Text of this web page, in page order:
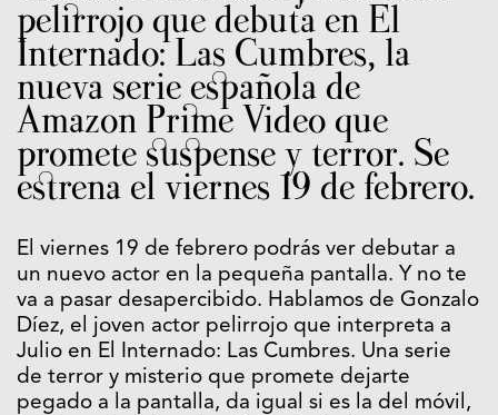
pelirrojo que debuta en El
Internado: Las Cumbres, la
nueva serie española de
Amazon Prime Video que
promete suspense y terror. Se
estrena el viernes 19 de febrero.
El viernes 19 de febrero podrás ver debutar a
un nuevo actor en la pequeña pantalla. Y no te
va a pasar desapercibido. Hablamos de Gonzalo
Díez, el joven actor pelirrojo que interpreta a
Julio en El Internado: Las Cumbres. Una serie
de terror y misterio que promete dejarte
pegado a la pantalla, da igual si es la del móvil,